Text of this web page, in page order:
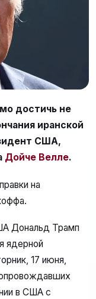
достичь не
иранской
США,
Дойче Велле.
на
Дональд Трамп
ядерной
17 июня,
в США с